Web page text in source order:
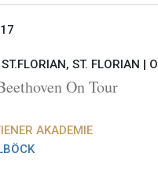
ST. FLORIAN |
On Tour
AKADEMIE